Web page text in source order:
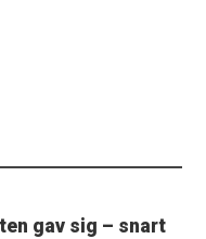
gav sig – snart